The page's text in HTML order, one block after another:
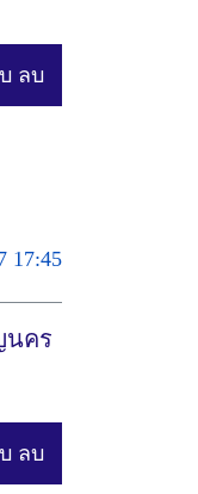
ลบ
17:45
นคร
ลบ